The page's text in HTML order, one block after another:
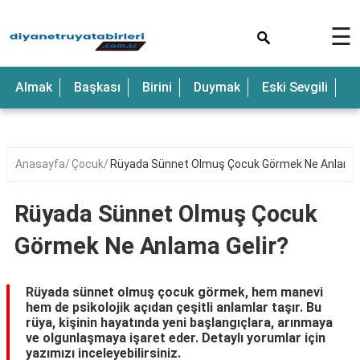
Anne
Bebek
Çocuk
Deniz
Düğün
Erkek
Eski
☰
Almak Başkası Birini Duymak Eski Sevgili
Anasayfa Çocuk Rüyada Sünnet Olmuş Çocuk Görmek Ne
Rüyada Sünnet Olmuş Çocuk
Görmek Ne Anlama Gelir?
Rüyada sünnet olmuş çocuk görmek, hem manevi
hem de psikolojik açıdan çeşitli anlamlar taşır. Bu
rüya, kişinin hayatında yeni başlangıçlara, arınmaya
ve olgunlaşmaya işaret eder. Detaylı yorumlar için
yazımızı inceleyebilirsiniz.